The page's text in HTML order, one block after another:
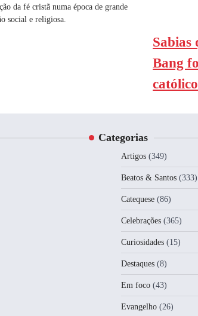
da fé cristã numa época de grande
social e religiosa.
Bang
Categorias
Artigos (349)
Beatos & Santos (333)
Catequese (86)
Celebrações (365)
Curiosidades (15)
Destaques (8)
Em foco (43)
Evangelho (26)